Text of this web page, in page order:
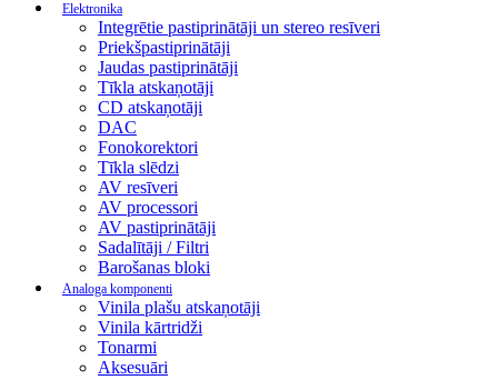
Elektronika
Integrētie pastiprinātāji un stereo resīveri
Priekšpastiprinātāji
Jaudas pastiprinātāji
Tīkla atskaņotāji
CD atskaņotāji
DAC
Fonokorektori
Tīkla slēdzi
AV resīveri
AV processori
AV pastiprinātāji
Sadalītāji / Filtri
Barošanas bloki
Analoga komponenti
Vinila plašu atskaņotāji
Vinila kārtridži
Tonarmi
Aksesuāri